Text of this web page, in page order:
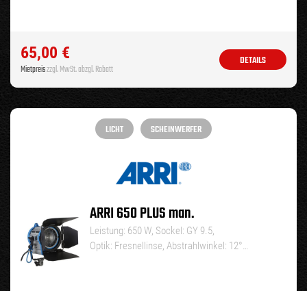
65,00 €
Mietpreiszzgl. MwSt. abzgl. Rabatt
DETAILS
LICHT SCHEINWERFER
ARRI 650 PLUS man.
Leistung: 650 W, Sockel: GY 9.5,
Optik: Fresnellinse, Abstrahlwinkel: 12°…